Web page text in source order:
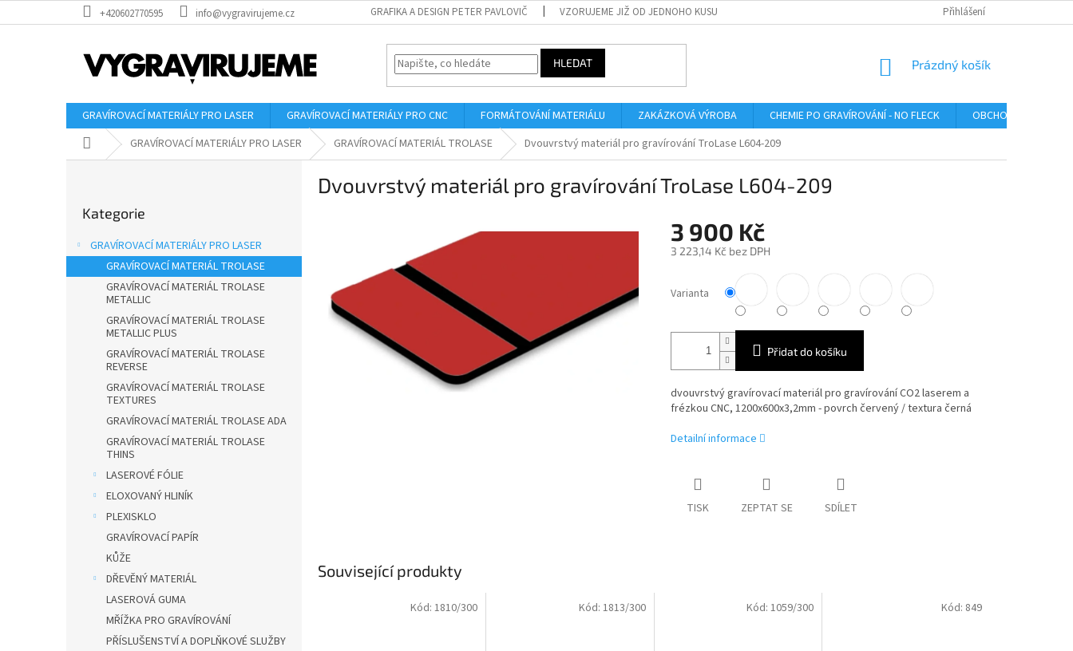
na
+420602770595 info@vygravirujeme.cz GRAFIKA A DESIGN PETER PAVLOVIČ VZORUJEME JIŽ OD JEDNOHO KUSU Přihlášení
HLEDAT
NÁKUPNÍ
Prázdný košík
GRAVÍROVACÍ MATERIÁLY PRO LASER GRAVÍROVACÍ MATERIÁLY PRO CNC FORMÁTOVÁNÍ MATERIÁLU ZAKÁZKOVÁ VÝROBA CHEMIE PO GRAVÍROVÁNÍ - NO FLECK
OBCHODNÍ
Domů GRAVÍROVACÍ MATERIÁLY PRO LASER GRAVÍROVACÍ MATERIÁL TROLASE Dvouvrstvý materiál pro gravírování TroLase L604-209
a
n
kategorie
Kategorie
GRAVÍROVACÍ MATERIÁLY PRO LASER
GRAVÍROVACÍ MATERIÁL TROLASE
GRAVÍROVACÍ MATERIÁL TROLASE
METALLIC
GRAVÍROVACÍ MATERIÁL TROLASE
METALLIC PLUS
GRAVÍROVACÍ MATERIÁL TROLASE
REVERSE
GRAVÍROVACÍ MATERIÁL TROLASE
TEXTURES
GRAVÍROVACÍ MATERIÁL TROLASE ADA
GRAVÍROVACÍ MATERIÁL TROLASE
THINS
LASEROVÉ FÓLIE
ELOXOVANÝ HLINÍK
PLEXISKLO
GRAVÍROVACÍ PAPÍR
KŮŽE
DŘEVĚNÝ MATERIÁL
LASEROVÁ GUMA
MŘÍŽKA PRO GRAVÍROVÁNÍ
PŘÍSLUŠENSTVÍ A DOPLŇKOVÉ SLUŽBY
Dvouvrstvý materiál pro gravírování TroLase L604-209
3 900 Kč
3 223,14 Kč bez DPH
cena:
Varianta
Přidat do košíku
dvouvrstvý gravírovací materiál pro gravírování CO2 laserem a
frézkou CNC, 1200x600x3,2mm - povrch červený / textura černá
Detailní informace
TISK ZEPTAT SE SDÍLET
Související produkty
Kód: 1810/300 Kód: 1813/300 Kód:1059/300 Kód: 849